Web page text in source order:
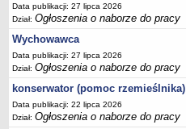
Data publikacji: 27 lipca 2026
Dział:Ogłoszenia o naborze do pracy
Wychowawca
Data publikacji: 27 lipca 2026
Dział:Ogłoszenia o naborze do pracy
konserwator (pomoc rzemieślnika)
Data publikacji: 22 lipca 2026
Dział:Ogłoszenia o naborze do pracy